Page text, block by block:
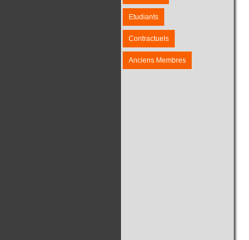
Etudiants
Contractuels
Anciens Membres